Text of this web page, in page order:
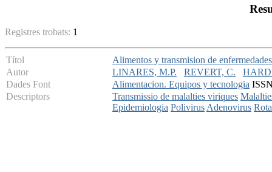
Registres trobats: 1
Títol
Alimentos y transmision de
Autor
LINARES, M.P. REVERT, C.
Dades Font
Alimentacion. Equipos y tecnologia
Descriptors
Transmissio de malalties viriques
Epidemiologia PolivirusAdenovirus